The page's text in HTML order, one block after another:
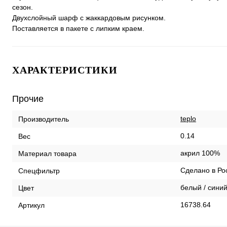
сезон.
Двухслойный шарф с жаккардовым рисунком.
Поставляется в пакете с липким краем.
ХАРАКТЕРИСТИКИ
Прочие
Производитель teplo
Вес 0.14
Материал товара акрил 100%
Спецфильтр Сделано в
Цвет белый / синий
Артикул 16738.64